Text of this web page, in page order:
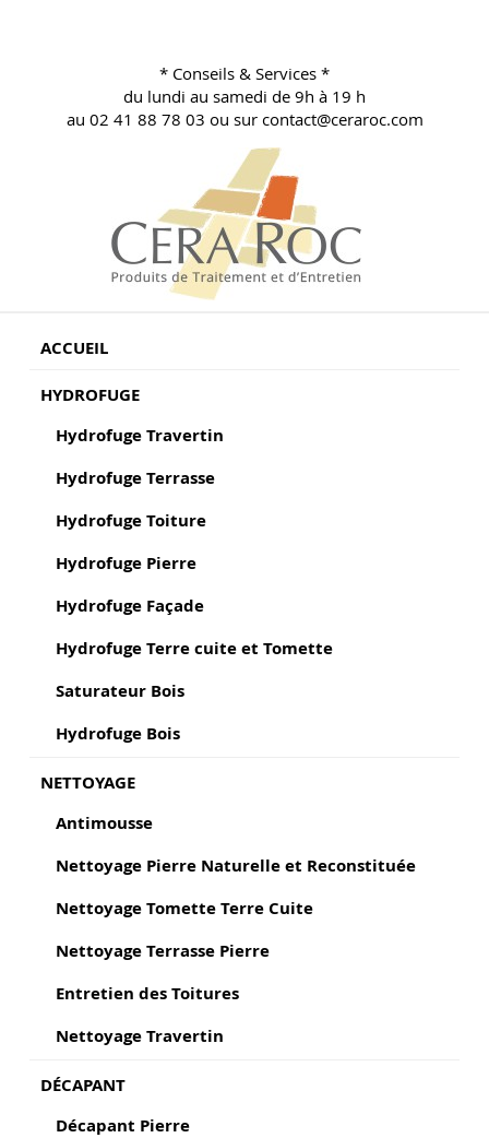
* Conseils & Services *
du lundi au samedi de 9h à 19 h
au 02 41 88 78 03 ou sur contact@ceraroc.com
ACCUEIL
HYDROFUGE
Hydrofuge Travertin
Hydrofuge Terrasse
Hydrofuge Toiture
Hydrofuge Pierre
Hydrofuge Façade
Hydrofuge Terre cuite et Tomette
Saturateur Bois
Hydrofuge Bois
NETTOYAGE
Antimousse
Nettoyage Pierre Naturelle et Reconstituée
Nettoyage Tomette Terre Cuite
Nettoyage Terrasse Pierre
Entretien des Toitures
Nettoyage Travertin
DÉCAPANT
Décapant Pierre